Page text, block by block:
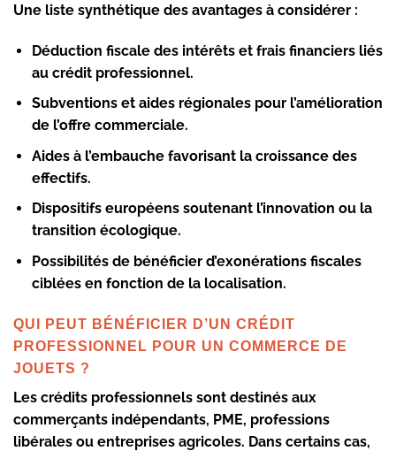
Une liste synthétique des avantages à considérer :
Déduction fiscale des intérêts et frais financiers liés
au crédit professionnel.
Subventions et aides régionales pour l’amélioration
de l’offre commerciale.
Aides à l’embauche favorisant la croissance des
effectifs.
Dispositifs européens soutenant l’innovation ou la
transition écologique.
Possibilités de bénéficier d’exonérations fiscales
ciblées en fonction de la localisation.
QUI PEUT BÉNÉFICIER D’UN CRÉDIT
PROFESSIONNEL POUR UN COMMERCE DE
JOUETS ?
Les crédits professionnels sont destinés aux
commerçants indépendants, PME, professions
libérales ou entreprises agricoles. Dans certains cas,